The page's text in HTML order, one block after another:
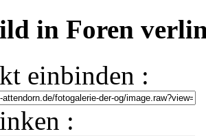
in Foren
einbinden :
: